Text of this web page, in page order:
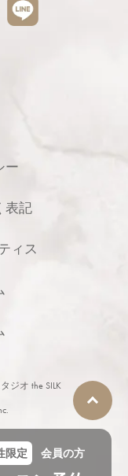
ー
表記
ィス
ジオ the SILK
限定 会員の方